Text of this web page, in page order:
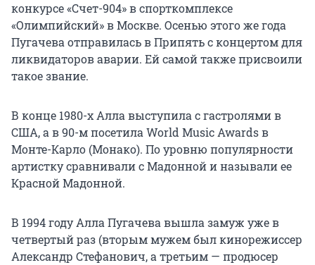
конкурсе «Счет-904» в спорткомплексе
«Олимпийский» в Москве. Осенью этого же года
Пугачева отправилась в Припять с концертом для
ликвидаторов аварии. Ей самой также присвоили
такое звание.
В конце 1980-х Алла выступила с гастролями в
США, а в 90-м посетила World Music Awards в
Монте-Карло (Монако). По уровню популярности
артистку сравнивали с Мадонной и называли ее
Красной Мадонной.
В 1994 году Алла Пугачева вышла замуж уже в
четвертый раз (вторым мужем был кинорежиссер
Александр Стефанович, а третьим — продюсер